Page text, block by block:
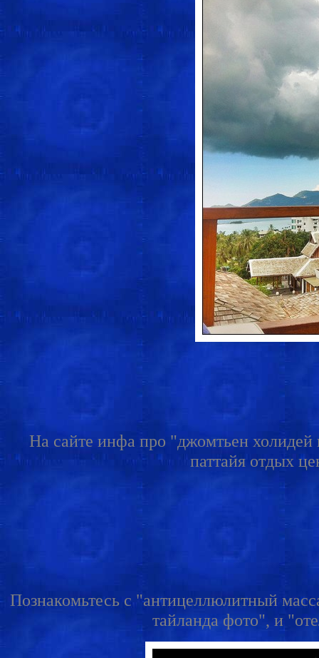
На сайте инфа про "джомтьен холидей
паттайя отдых
Познакомьтесь с "антицеллюлитный
тайланда фото", и